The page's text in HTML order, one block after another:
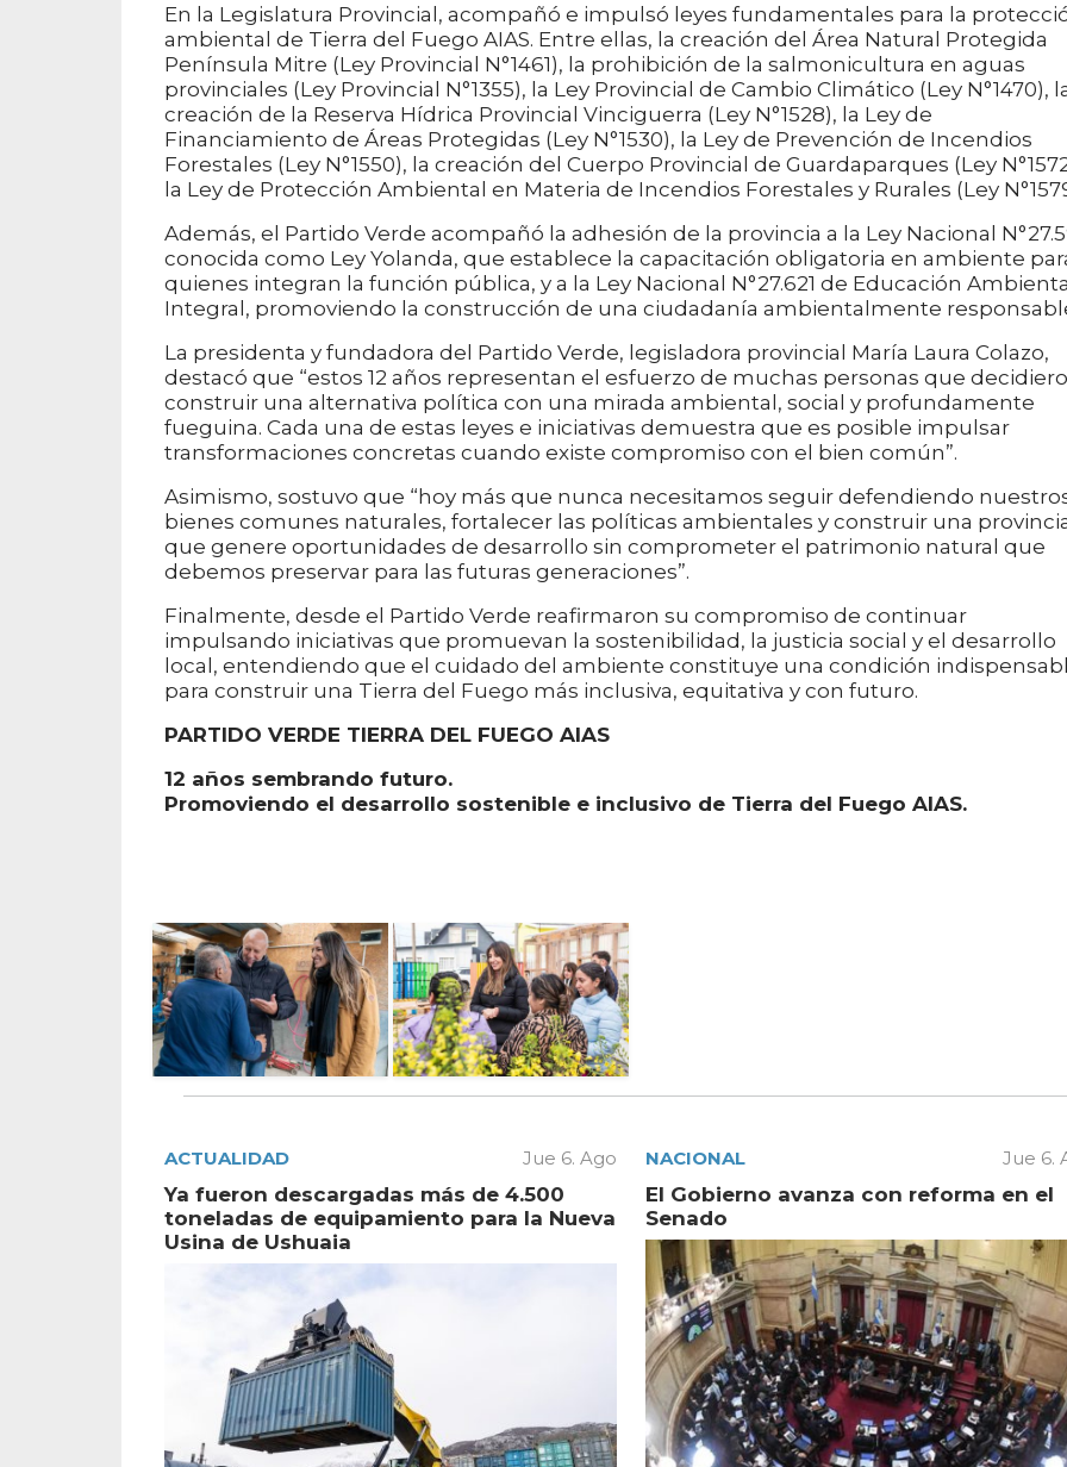
En la Legislatura Provincial, acompañó e impulsó leyes fundamentales para la
ambiental de Tierra del Fuego AIAS. Entre ellas, la creación del Área Natural Protegida
Península Mitre (Ley Provincial N°1461), la prohibición de la salmonicultura en aguas
provinciales (Ley Provincial N°1355), la Ley Provincial de Cambio Climático (Ley N°1470),
creación de la Reserva Hídrica Provincial Vinciguerra (Ley N°1528), la Ley de
Financiamiento de Áreas Protegidas (Ley N°1530), la Ley de Prevención de Incendios
Forestales (Ley N°1550), la creación del Cuerpo Provincial de Guardaparques (Ley
la Ley de Protección Ambiental en Materia de Incendios Forestales y Rurales (Ley
Además, el Partido Verde acompañó la adhesión de la provincia a la Ley Nacional
conocida como Ley Yolanda, que establece la capacitación obligatoria en ambiente
quienes integran la función pública, y a la Ley Nacional N°27.621 de Educación
Integral, promoviendo la construcción de una ciudadanía ambientalmente
La presidenta y fundadora del Partido Verde, legisladora provincial María Laura Colazo,
destacó que “estos 12 años representan el esfuerzo de muchas personas que
construir una alternativa política con una mirada ambiental, social y profundamente
fueguina. Cada una de estas leyes e iniciativas demuestra que es posible impulsar
transformaciones concretas cuando existe compromiso con el bien común”.
Asimismo, sostuvo que “hoy más que nunca necesitamos seguir defendiendo
bienes comunes naturales, fortalecer las políticas ambientales y construir una
que genere oportunidades de desarrollo sin comprometer el patrimonio natural que
debemos preservar para las futuras generaciones”.
Finalmente, desde el Partido Verde reafirmaron su compromiso de continuar
impulsando iniciativas que promuevan la sostenibilidad, la justicia social y el desarrollo
local, entendiendo que el cuidado del ambiente constituye una condición
para construir una Tierra del Fuego más inclusiva, equitativa y con futuro.
PARTIDO VERDE TIERRA DEL FUEGO AIAS
12 años sembrando futuro.
Promoviendo el desarrollo sostenible e inclusivo de Tierra del Fuego AIAS.
ACTUALIDAD Jue 6. Ago
Ya fueron descargadas más de 4.500
toneladas de equipamiento para la Nueva
Usina de Ushuaia
NACIONAL Jue 6.
El Gobierno avanza con reforma en el
Senado